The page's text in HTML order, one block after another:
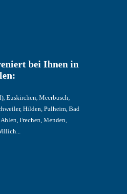
bei Ihnen in
Euskirchen, Meerbusch,
Hilden, Pulheim, Bad
Frechen, Menden,